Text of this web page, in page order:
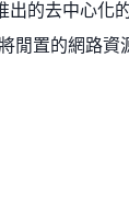
出的去中心化
閒置的網路資